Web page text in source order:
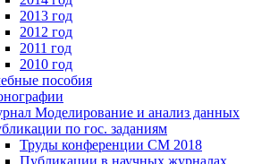
2013 год
2012 год
2011 год
2010 год
пособия
Моделирование и анализ данных
по гос. заданиям
Труды конференции CM 2018
Публикации в научных журналах